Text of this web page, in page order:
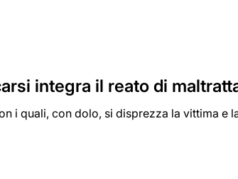
integra il reato di
i quali, con dolo, si disprezza la vittima e